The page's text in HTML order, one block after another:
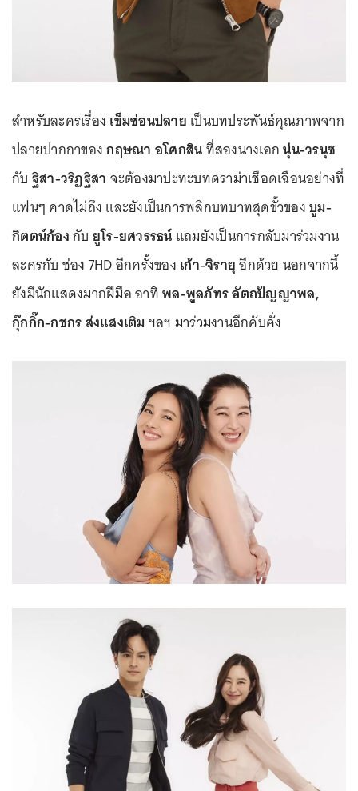
สำหรับละครเรื่อง เข็มซ่อนปลาย เป็นบทประพันธ์คุณภาพจาก
ปลายปากกาของกฤษณา อโศกสินที่สองนางเอกนุ่น-วรนุช
กับ ฐิสา-วริฏฐิสา จะต้องมาปะทะบทดราม่าเชือดเฉือนอย่างที่
แฟนๆ คาดไม่ถึง และยังเป็นการพลิกบทบาทสุดขั้วของบูม-
กิตตน์ก้องกับ ยูโร-ยศวรรธน์ แถมยังเป็นการกลับมาร่วมงาน
ละครกับ ช่อง 7HD อีกครั้งของ เก้า-จิรายุอีกด้วย นอกจากนี้
ยังมีนักแสดงมากฝีมือ อาทิพล-พูลภัทร อัตถปัญญาพล,
กุ๊กกิ๊ก-กชกร ส่งแสงเติม ฯลฯ มาร่วมงานอีกคับคั่ง